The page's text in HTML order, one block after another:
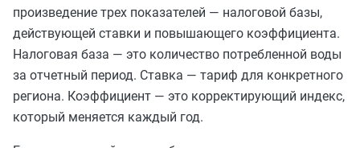
произведение трех показателей — налоговой базы,
действующей ставки и повышающего коэффициента.
Налоговая база — это количество потребленной воды
за отчетный период. Ставка — тариф для конкретного
региона. Коэффициент — это корректирующий индекс,
который меняется каждый год.